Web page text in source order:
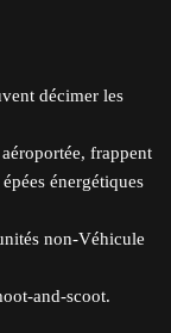
décimer les
frappent
énergétiques
non-Véhicule
and-scoot.